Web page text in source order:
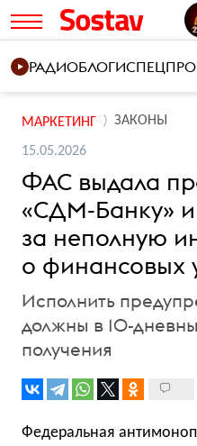
РАДИОБЛОГИ
МАРКЕТИНГ ЗАКОНЫ
15.05.2026
ФАС выдала
«СДМ-Банку»
за неполную
о финансовых
Исполнить
должны в 10-
получения
Федеральная